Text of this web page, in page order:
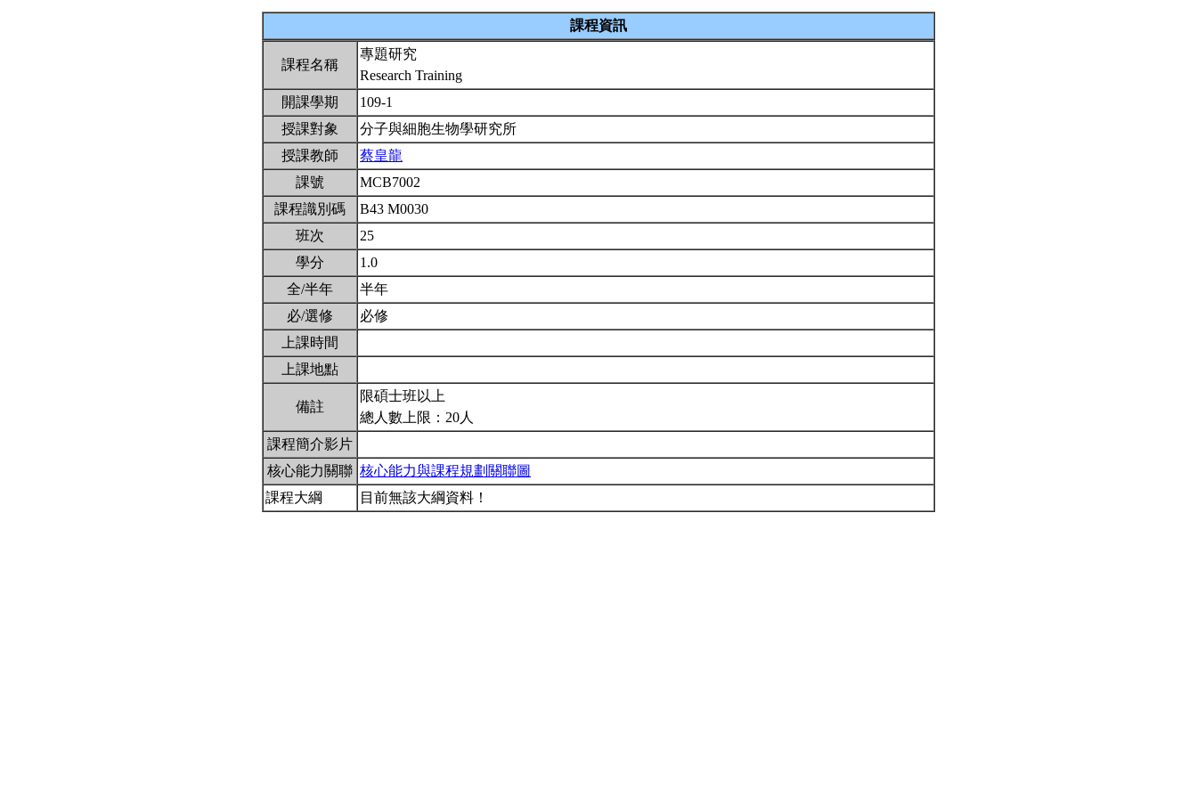
課程資訊
課程名稱
專題研究
Research Training
開課學期
109-1
授課對象
分子與細胞生物學研究所
授課教師
蔡皇龍
課號
MCB7002
課程識別碼
B43 M0030
班次
25
學分
1.0
全/半年
半年
必/選修
必修
上課時間
上課地點
備註
限碩士班以上
總人數上限：20人
課程簡介影片
核心能力關聯 核心能力與課程規劃關聯圖
課程大綱
目前無該大綱資料！